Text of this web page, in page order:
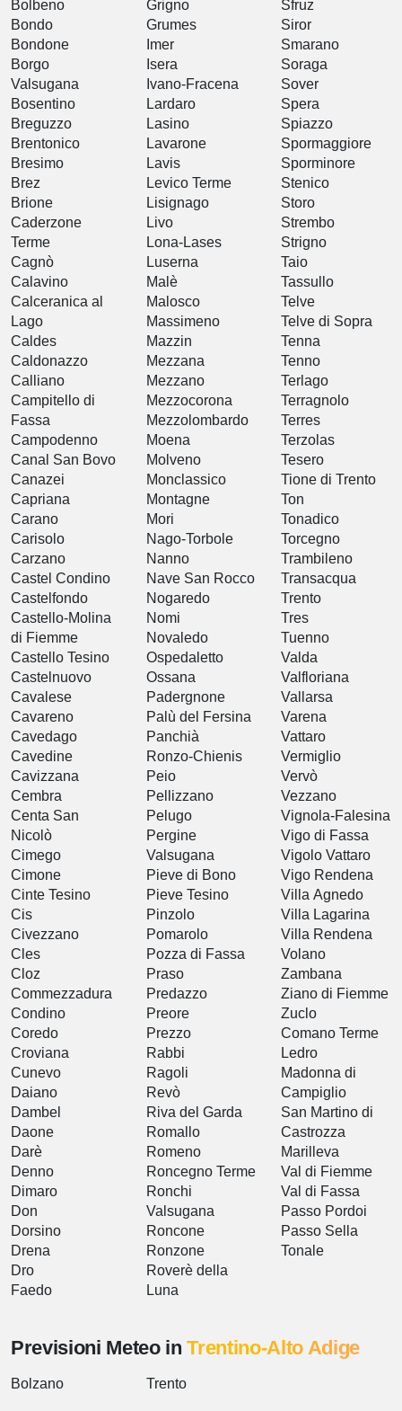
Bolbeno
Bondo
Bondone
Borgo
Valsugana
Bosentino
Breguzzo
Brentonico
Bresimo
Brez
Brione
Caderzone
Terme
Cagnò
Calavino
Calceranica al
Lago
Caldes
Caldonazzo
Calliano
Campitello di
Fassa
Campodenno
Canal San Bovo
Canazei
Capriana
Carano
Carisolo
Carzano
Castel Condino
Castelfondo
Castello-Molina
di Fiemme
Castello Tesino
Castelnuovo
Cavalese
Cavareno
Cavedago
Cavedine
Cavizzana
Cembra
Centa San
Nicolò
Cimego
Cimone
Cinte Tesino
Cis
Civezzano
Cles
Cloz
Commezzadura
Condino
Coredo
Croviana
Cunevo
Daiano
Dambel
Daone
Darè
Denno
Dimaro
Don
Dorsino
Drena
Dro
Faedo
Grigno
Grumes
Imer
Isera
Ivano-Fracena
Lardaro
Lasino
Lavarone
Lavis
Levico Terme
Lisignago
Livo
Lona-Lases
Luserna
Malè
Malosco
Massimeno
Mazzin
Mezzana
Mezzano
Mezzocorona
Mezzolombardo
Moena
Molveno
Monclassico
Montagne
Mori
Nago-Torbole
Nanno
Nave San Rocco
Nogaredo
Nomi
Novaledo
Ospedaletto
Ossana
Padergnone
Palù del Fersina
Panchià
Ronzo-Chienis
Peio
Pellizzano
Pelugo
Pergine
Valsugana
Pieve di Bono
Pieve Tesino
Pinzolo
Pomarolo
Pozza di Fassa
Praso
Predazzo
Preore
Prezzo
Rabbi
Ragoli
Revò
Riva del Garda
Romallo
Romeno
Roncegno Terme
Ronchi
Valsugana
Roncone
Ronzone
Roverè della
Luna
Sfruz
Siror
Smarano
Soraga
Sover
Spera
Spiazzo
Spormaggiore
Sporminore
Stenico
Storo
Strembo
Strigno
Taio
Tassullo
Telve
Telve di Sopra
Tenna
Tenno
Terlago
Terragnolo
Terres
Terzolas
Tesero
Tione di Trento
Ton
Tonadico
Torcegno
Trambileno
Transacqua
Trento
Tres
Tuenno
Valda
Valfloriana
Vallarsa
Varena
Vattaro
Vermiglio
Vervò
Vezzano
Vignola-Falesina
Vigo di Fassa
Vigolo Vattaro
Vigo Rendena
Villa Agnedo
Villa Lagarina
Villa Rendena
Volano
Zambana
Ziano di Fiemme
Zuclo
Comano Terme
Ledro
Madonna di
Campiglio
San Martino di
Castrozza
Marilleva
Val di Fiemme
Val di Fassa
Passo Pordoi
Passo Sella
Tonale
Previsioni Meteo inTrentino-Alto Adige
Bolzano Trento